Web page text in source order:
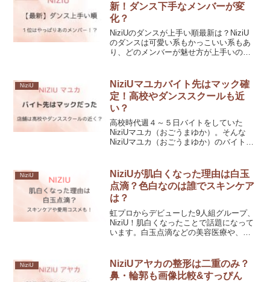
新！ダンス下手なメンバーが変
化？
NiziUのダンスが上手い順最新は？NiziU
のダンスは可愛い系もかっこいい系もあ
り、どのメンバーが魅せ方が上手いのか
手と言われるメンバーがいるのかも紹介
していきます。
NiziU
NiziUマユカバイト先はマック確
定！高校やダンススクールも近
い？
高校時代週４～５日バイトをしていた
NiziUマユカ（おごうまゆか）。そんな
NiziUマユカ（おごうまゆか）のバイト先
高校やダンススクールも近かったのかな
ども紹介します。
NiziU
NiziUが肌白くなった理由は白玉
点滴？色白なのは誰でスキンケア
は？
虹プロからデビューした9人組グループ、
NiziU！肌白くなったことで話題になって
います。白玉点滴などの美容医療や、
白なのは誰かについて、調査してみまし
た！
NiziU
NiziUアヤカの整形は二重のみ？
鼻・輪郭も画像比較&すっぴん